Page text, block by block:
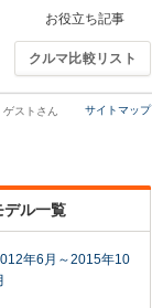
お役立ち記事
クルマ比較リスト
サイトマップ
ストさん
デル一覧
年6月～2015年10